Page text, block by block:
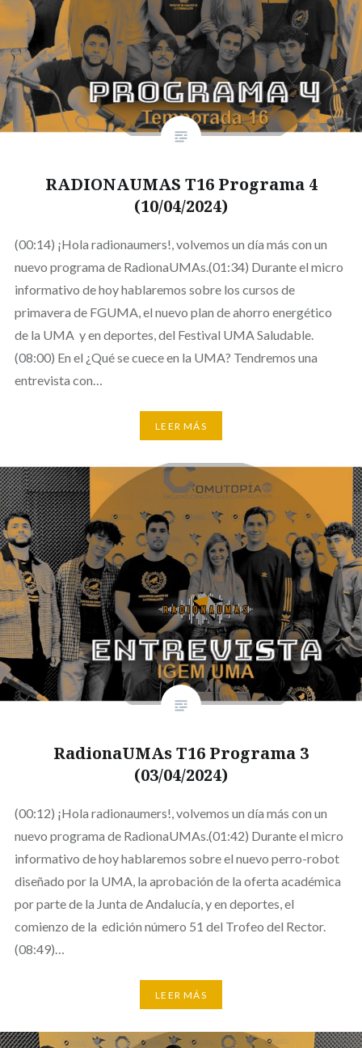
RADIONAUMAS T16 Programa 4
(10/04/2024)
(00:14) ¡Hola radionaumers!, volvemos un día más con un
nuevo programa de RadionaUMAs.(01:34) Durante el micro
informativo de hoy hablaremos sobre los cursos de
primavera de FGUMA, el nuevo plan de ahorro energético
de la UMA y en deportes, del Festival UMA Saludable.
(08:00) En el ¿Qué se cuece en la UMA? Tendremos una
entrevista con…
LEER MÁS
RadionaUMAs T16 Programa 3
(03/04/2024)
(00:12) ¡Hola radionaumers!, volvemos un día más con un
nuevo programa de RadionaUMAs.(01:42) Durante el micro
informativo de hoy hablaremos sobre el nuevo perro-robot
diseñado por la UMA, la aprobación de la oferta académica
por parte de la Junta de Andalucía, y en deportes, el
comienzo de la edición número 51 del Trofeo del Rector.
(08:49)…
LEER MÁS